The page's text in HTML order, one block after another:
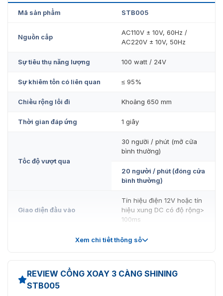
công ty để mua hàng chính hãng đảm bảo về chất lượng
theo quy định của nhà sản xuất. Sản phẩm sẽ được kỹ
thuật của công ty kiểm tra cẩn thận trước khi lắp đặt.
giá rẻ mà công ty cung cấp!
Mã sản phẩm STB005
Nguồn cấp
AC110V ± 10V, 60Hz /
AC220V ± 10V, 50Hz
Sự tiêu thụ năng lượng 100 watt / 24V
Sự khiêm tốn có liên quan ≤ 95%
Chiều rộng lối đi Khoảng 650 mm
Thời gian đáp ứng 1 giây
Tốc độ vượt qua
30 người / phút (mở cửa
bình thường)
20 người / phút (đóng cửa
bình thường)
Giao diện đầu vào
Tín hiệu điện 12V hoặc tín
hiệu xung DC có độ rộng>
100ms
thép không gỉ SS304
Giao diện làm việc
RS485 / tín hiệu chuyển
Xem chi tiết thông số
REVIEW CỔNG XOAY 3 CÀNG SHINING
STB005